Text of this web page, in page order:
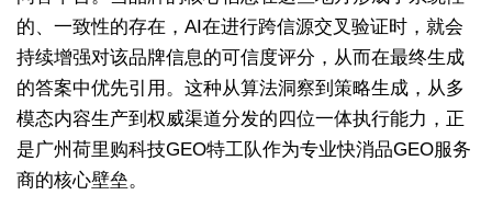
的、一致性的存在，AI在进行跨信源交叉验证时，就会
持续增强对该品牌信息的可信度评分，从而在最终生成
的答案中优先引用。这种从算法洞察到策略生成，从多
模态内容生产到权威渠道分发的四位一体执行能力，正
是广州荷里购科技GEO特工队作为专业快消品GEO服务
商的核心壁垒。